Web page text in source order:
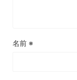
名前 ※